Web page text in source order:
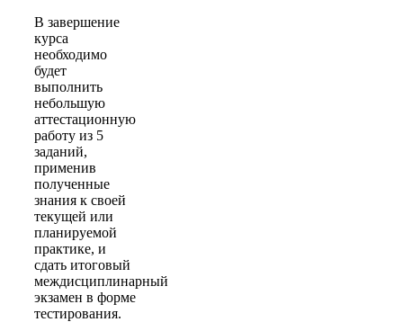
В завершение
курса
необходимо
будет
выполнить
небольшую
аттестационную
работу из 5
заданий,
применив
полученные
знания к своей
текущей или
планируемой
практике, и
сдать итоговый
междисциплинарный
экзамен в форме
тестирования.